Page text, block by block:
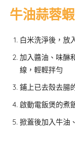
牛油蒜蓉
白米洗淨後，放
加入醬油、味醂
線，輕輕拌勻
鋪上已去殼去腸
啟動電飯煲的煮
掀蓋後加入牛油